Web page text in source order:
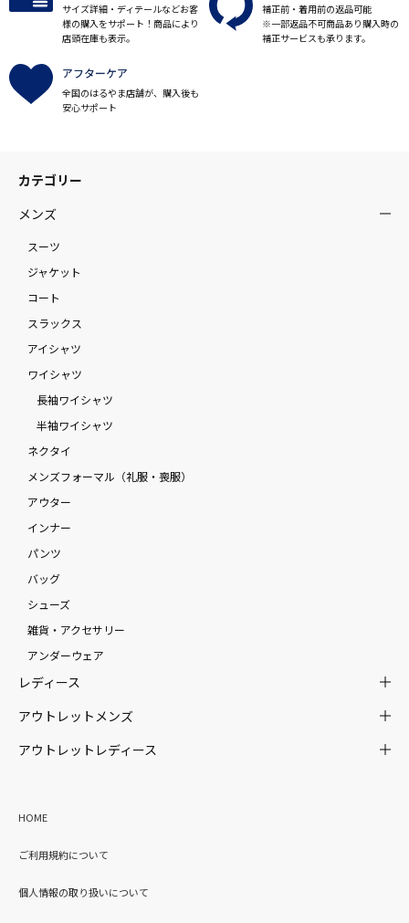
サイズ詳細・ディテールなどお客
様の購入をサポート！商品により
店頭在庫も表示。
補正前・着用前の返品可能
※一部返品不可商品あり購入時の
補正サービスも承ります。
アフターケア
全国のはるやま店舗が、購入後も
安心サポート
カテゴリー
メンズ
スーツ
ジャケット
コート
スラックス
アイシャツ
ワイシャツ
長袖ワイシャツ
半袖ワイシャツ
ネクタイ
メンズフォーマル（礼服・喪服）
アウター
インナー
パンツ
バッグ
シューズ
雑貨・アクセサリー
アンダーウェア
レディース
アウトレットメンズ
アウトレットレディース
HOME
ご利用規約について
個人情報の取り扱いについて